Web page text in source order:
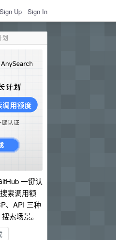
Sign Up Sign In
划
一键认
索调用额
、API 三种
索场景。